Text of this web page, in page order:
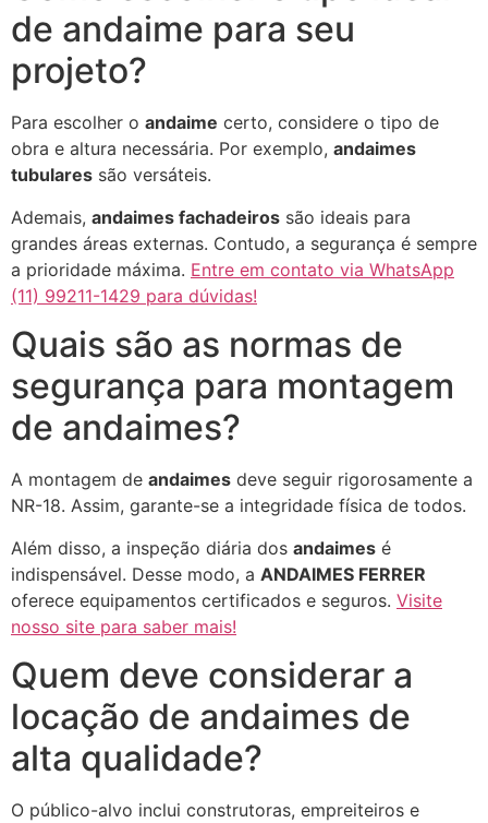
de andaime para seu
projeto?
Para escolher o andaime certo, considere o tipo de
obra e altura necessária. Por exemplo, andaimes
tubulares são versáteis.
Ademais, andaimes fachadeiros são ideais para
grandes áreas externas. Contudo, a segurança é sempre
a prioridade máxima. Entre em contato via WhatsApp
(11) 99211-1429 para dúvidas!
Quais são as normas de
segurança para montagem
de andaimes?
A montagem de andaimes deve seguir rigorosamente a
NR-18. Assim, garante-se a integridade física de todos.
Além disso, a inspeção diária dos andaimes é
indispensável. Desse modo, a ANDAIMES FERRER
oferece equipamentos certificados e seguros. Visite
nosso site para saber mais!
Quem deve considerar a
locação de andaimes de
alta qualidade?
O público-alvo inclui construtoras, empreiteiros e